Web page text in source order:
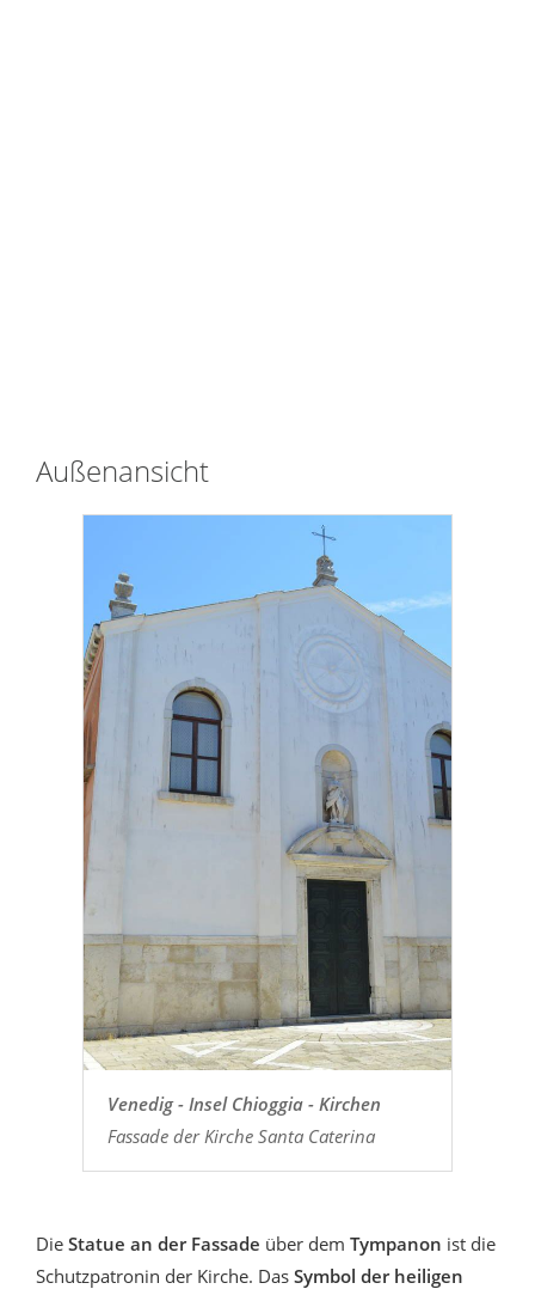
Außenansicht
Venedig - Insel Chioggia - Kirchen
Fassade der Kirche Santa Caterina
Die Statue an der Fassade über dem Tympanon ist die
Schutzpatronin der Kirche. Das Symbol der heiligen